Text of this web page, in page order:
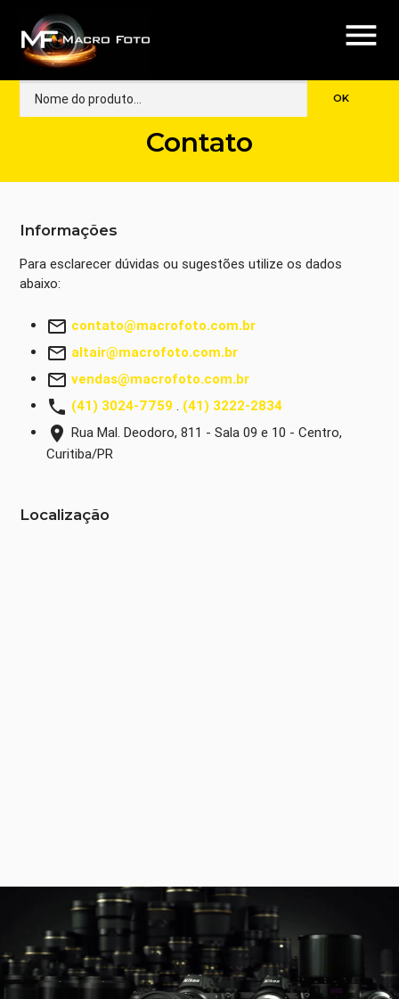
menu
Contato
Informações
Para esclarecer dúvidas ou sugestões utilize os dados
abaixo:
mail_outline contato@macrofoto.com.br
mail_outline altair@macrofoto.com.br
mail_outline vendas@macrofoto.com.br
phone (41) 3024-7759 . (41) 3222-2834
place Rua Mal. Deodoro, 811 - Sala 09 e 10 - Centro,
Curitiba/PR
Localização